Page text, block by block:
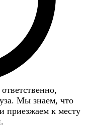
Мы знаем, что
приезжаем к месту